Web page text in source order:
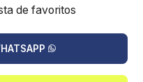
de favoritos